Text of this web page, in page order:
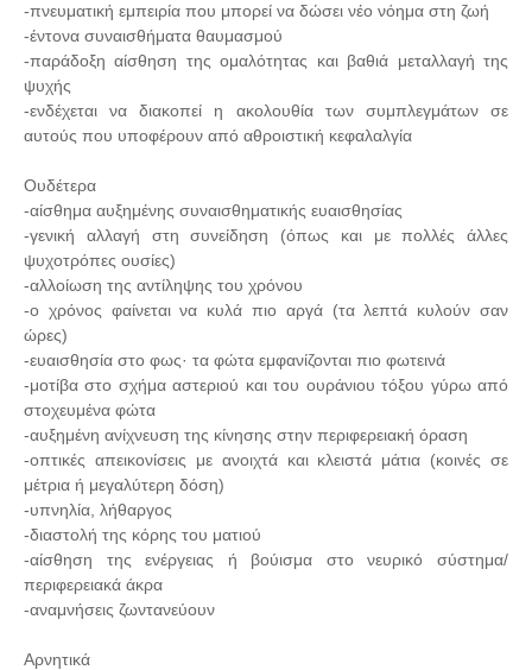
-πνευματική εμπειρία που μπορεί να δώσει νέο νόημα στη ζωή
-έντονα συναισθήματα θαυμασμού
-παράδοξη αίσθηση της ομαλότητας και βαθιά μεταλλαγή της
ψυχής
-ενδέχεται να διακοπεί η ακολουθία των συμπλεγμάτων σε
αυτούς που υποφέρουν από αθροιστική κεφαλαλγία
Ουδέτερα
-αίσθημα αυξημένης συναισθηματικής ευαισθησίας
-γενική αλλαγή στη συνείδηση ​​(όπως και με πολλές άλλες
ψυχοτρόπες ουσίες)
-αλλοίωση της αντίληψης του χρόνου
-ο χρόνος φαίνεται να κυλά πιο αργά (τα λεπτά κυλούν σαν
ώρες)
-ευαισθησία στο φως· τα φώτα εμφανίζονται πιο φωτεινά
-μοτίβα στο σχήμα αστεριού και του ουράνιου τόξου γύρω από
στοχευμένα φώτα
-αυξημένη ανίχνευση της κίνησης στην περιφερειακή όραση
-οπτικές απεικονίσεις με ανοιχτά και κλειστά μάτια (κοινές σε
μέτρια ή μεγαλύτερη δόση)
-υπνηλία, λήθαργος
-διαστολή της κόρης του ματιού
-αίσθηση της ενέργειας ή βούισμα στο νευρικό σύστημα/
περιφερειακά άκρα
-αναμνήσεις ζωντανεύουν
Αρνητικά